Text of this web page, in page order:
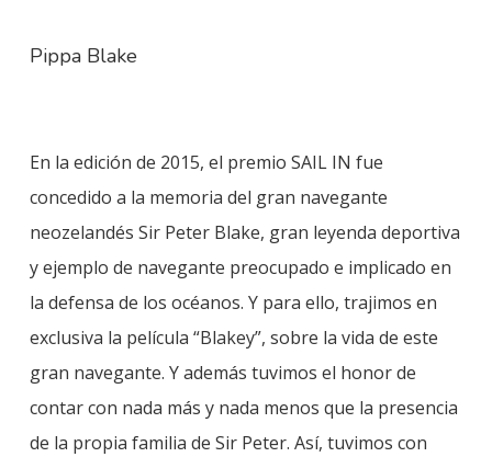
Pippa Blake
En la edición de 2015, el premio SAIL IN fue
concedido a la memoria del gran navegante
neozelandés Sir Peter Blake, gran leyenda deportiva
y ejemplo de navegante preocupado e implicado en
la defensa de los océanos. Y para ello, trajimos en
exclusiva la película “Blakey”, sobre la vida de este
gran navegante. Y además tuvimos el honor de
contar con nada más y nada menos que la presencia
de la propia familia de Sir Peter. Así, tuvimos con